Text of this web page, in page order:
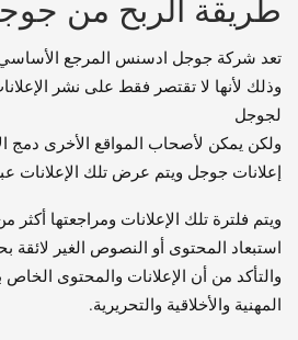
طريقة الربح من
تعد شركة جوجل ادسنس المرجع الأساسي
وذلك لأنها لا تقتصر فقط على نشر
لجوجل
ولكن يمكن لأصحاب المواقع الأخرى دمج
إعلانات جوجل ويتم عرض تلك الإعلانات
ويتم فلترة تلك الإعلانات ومراجعتها
استبعاد المحتوى أو النصوص الغير لائقة
والتأكد من أن الإعلانات والمحتوى الخاص
المهنية والأخلاقية والتحريرية.